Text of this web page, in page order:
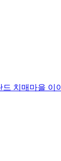
치매마을 이